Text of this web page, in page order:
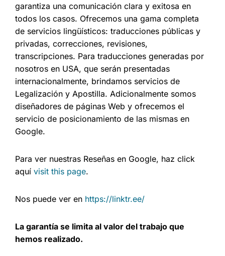
garantiza una comunicación clara y exitosa en
todos los casos. Ofrecemos una gama completa
de servicios lingüísticos: traducciones públicas y
privadas, correcciones, revisiones,
transcripciones. Para traducciones generadas por
nosotros en USA, que serán presentadas
internacionalmente, brindamos servicios de
Legalización y Apostilla. Adicionalmente somos
diseñadores de páginas Web y ofrecemos el
servicio de posicionamiento de las mismas en
Google.
Para ver nuestras Reseñas en Google, haz click
aquí visit this page.
Nos puede ver en https://linktr.ee/
La garantía se limita al valor del trabajo que
hemos realizado.